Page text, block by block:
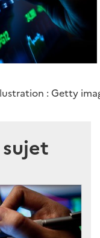
: Getty